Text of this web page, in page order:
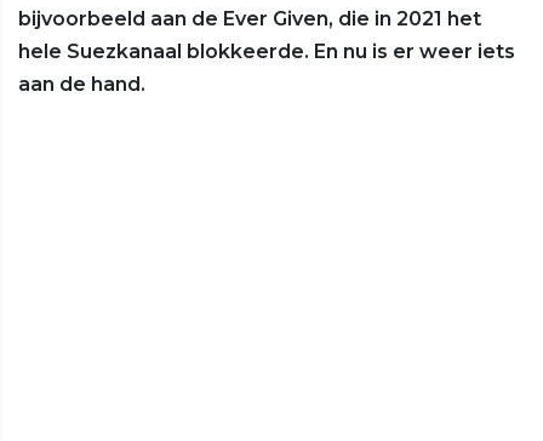
bijvoorbeeld aan de Ever Given, die in 2021 het
hele Suezkanaal blokkeerde. En nu is er weer iets
aan de hand.